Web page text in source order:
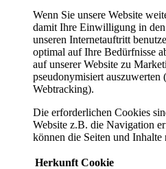
Wenn Sie unsere Website
damit Ihre Einwilligung in
unseren Internetauftritt
optimal auf Ihre Bedürfnisse
auf unserer Website zu
pseudonymisiert auszuwerten
Webtracking).
Die erforderlichen Cookies
Website z.B. die Navigation
können die Seiten und
Herkunft Cookie